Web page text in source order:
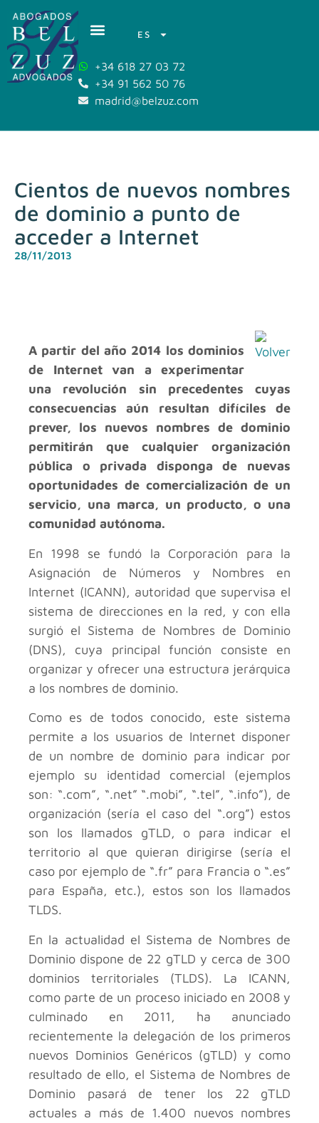
ES
+34 618 27 03 72
+34 91 562 50 76
madrid@belzuz.com
Cientos de nuevos nombres
de dominio a punto de
acceder a Internet
28/11/2013
A partir del año 2014 los dominios
de Internet van a experimentar
una revolución sin precedentes cuyas
consecuencias aún resultan difíciles de
prever, los nuevos nombres de dominio
permitirán que cualquier organización
pública o privada disponga de nuevas
oportunidades de comercialización de un
servicio, una marca, un producto, o una
comunidad autónoma.
En 1998 se fundó la Corporación para la
Asignación de Números y Nombres en
Internet (ICANN), autoridad que supervisa el
sistema de direcciones en la red, y con ella
surgió el Sistema de Nombres de Dominio
(DNS), cuya principal función consiste en
organizar y ofrecer una estructura jerárquica
a los nombres de dominio.
Como es de todos conocido, este sistema
permite a los usuarios de Internet disponer
de un nombre de dominio para indicar por
ejemplo su identidad comercial (ejemplos
son: “.com”, “.net” “.mobi”, “.tel”, “.info”), de
organización (sería el caso del “.org”) estos
son los llamados gTLD, o para indicar el
territorio al que quieran dirigirse (sería el
caso por ejemplo de “.fr” para Francia o “.es”
para España, etc.), estos son los llamados
TLDS.
En la actualidad el Sistema de Nombres de
Dominio dispone de 22 gTLD y cerca de 300
dominios territoriales (TLDS). La ICANN,
como parte de un proceso iniciado en 2008 y
culminado en 2011, ha anunciado
recientemente la delegación de los primeros
nuevos Dominios Genéricos (gTLD) y como
resultado de ello, el Sistema de Nombres de
Dominio pasará de tener los 22 gTLD
actuales a más de 1.400 nuevos nombres